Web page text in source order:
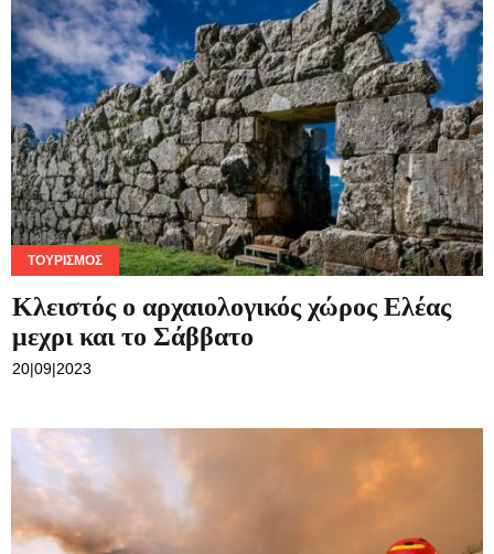
ΤΟΥΡΙΣΜΌΣ
Κλειστός ο αρχαιολογικός χώρος Ελέας
μεχρι και το Σάββατο
20|09|2023